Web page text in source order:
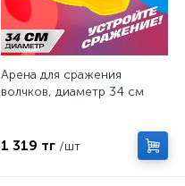
Арена для сражения
волчков, диаметр 34 см
1 319 тг /шт